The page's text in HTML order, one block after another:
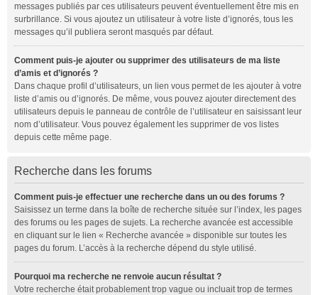
messages publiés par ces utilisateurs peuvent éventuellement être mis en
surbrillance. Si vous ajoutez un utilisateur à votre liste d’ignorés, tous les
messages qu’il publiera seront masqués par défaut.
Comment puis-je ajouter ou supprimer des utilisateurs de ma liste
d’amis et d’ignorés ?
Dans chaque profil d’utilisateurs, un lien vous permet de les ajouter à votre
liste d’amis ou d’ignorés. De même, vous pouvez ajouter directement des
utilisateurs depuis le panneau de contrôle de l’utilisateur en saisissant leur
nom d’utilisateur. Vous pouvez également les supprimer de vos listes
depuis cette même page.
Recherche dans les forums
Comment puis-je effectuer une recherche dans un ou des forums ?
Saisissez un terme dans la boîte de recherche située sur l’index, les pages
des forums ou les pages de sujets. La recherche avancée est accessible
en cliquant sur le lien « Recherche avancée » disponible sur toutes les
pages du forum. L’accès à la recherche dépend du style utilisé.
Pourquoi ma recherche ne renvoie aucun résultat ?
Votre recherche était probablement trop vague ou incluait trop de termes